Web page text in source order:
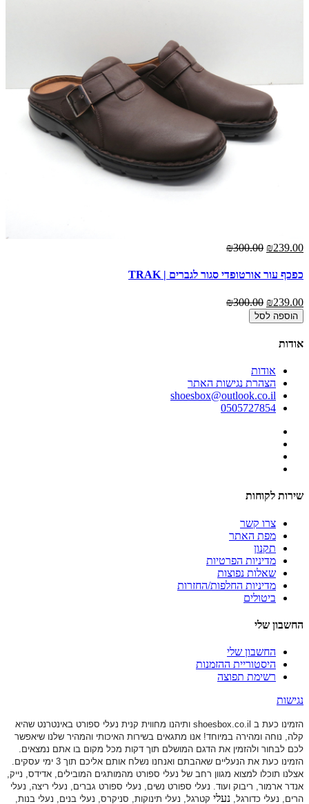
₪239.00
₪300.00
כפכף עור אורטופדי סגור לגברים | TRAK
₪239.00
₪300.00
הוספה לסל
אודות
אודות
הצהרת נגישות האתר
shoesbox@outlook.co.il
0505727854
שירות לקוחות
צרו קשר
מפת האתר
תקנון
מדיניות הפרטיות
שאלות נפוצות
מדיניות החלפות/החזרות
ביטולים
החשבון שלי
החשבון שלי
היסטוריית ההזמנות
רשימת תפוצה
נגישות
הזמינו כעת ב shoesbox.co.il ותיהנו מחווית קנית נעלי ספורט באינטרנט שהיא
קלה, נוחה ומהירה במיוחד! אנו מתגאים בשירות האיכותי והמהיר שלנו שיאפשר
לכם לבחור ולהזמין את הדגם המושלם תוך דקות מכל מקום בו אתם נמצאים.
הזמינו כעת את הנעליים שאהבתם ואנחנו נשלח אותם אליכם תוך 3 ימי עסקים.
אצלנו תוכלו למצוא מגוון רחב של נעלי ספורט מהמותגים המובילים, אדידס, נייק,
אנדר ארמור, ריבוק ועוד. נעלי ספורט נשים, נעלי ספורט גברים, נעלי ריצה, נעלי
הרים, נעלי כדורגל, נעלי קטרגל, נעלי תינוקות, סניקרס, נעלי בנים, נעלי בנות,